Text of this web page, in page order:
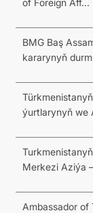
of Foreign Aff...
BMG Baş
kararynyň
ýurtlarynyň we
Merkezi Aziýa
Ambassador of